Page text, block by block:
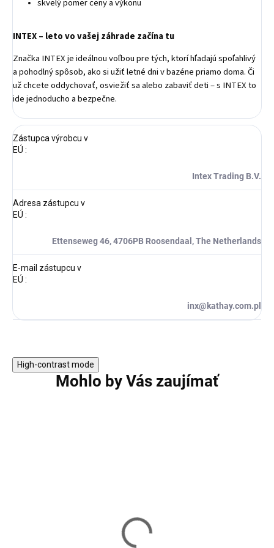
skvelý pomer ceny a výkonu
INTEX – leto vo vašej záhrade začína tu
Značka INTEX je ideálnou voľbou pre tých, ktorí hľadajú spoľahlivý
a pohodlný spôsob, ako si užiť letné dni v bazéne priamo doma. Či
už chcete oddychovať, osviežiť sa alebo zabaviť deti – s INTEX to
ide jednoducho a bezpečne.
Zástupca výrobcu v
EÚ :
Intex Trading B.V.
Adresa zástupcu v
EÚ :
Ettenseweg 46, 4706PB Roosendaal, The Netherlands
E-mail zástupcu v
EÚ :
inx@kathay.com.pl
High-contrast mode
Mohlo by Vás zaujímať